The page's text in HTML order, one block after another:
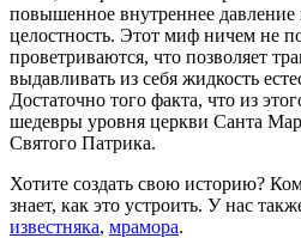
повышенное внутреннее давление
целостность. Этот миф ничем не
проветриваются, что позволяет
выдавливать из себя жидкость
Достаточно того факта, что из
шедевры уровня церкви Санта
Святого Патрика.
Хотите создать свою историю?
знает, как это устроить. У нас
известняка, мрамора.